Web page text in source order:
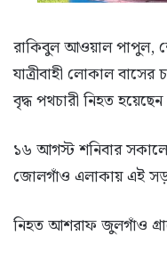
রাকিবুল আওয়াল পাপুল,
যাত্রীবাহী লোকাল
বৃদ্ধ পথচারী নিহত
১৬ আগস্ট শনিবার
জোলগাঁও এলাকায় এই
নিহত আশরাফ জুলগাঁও